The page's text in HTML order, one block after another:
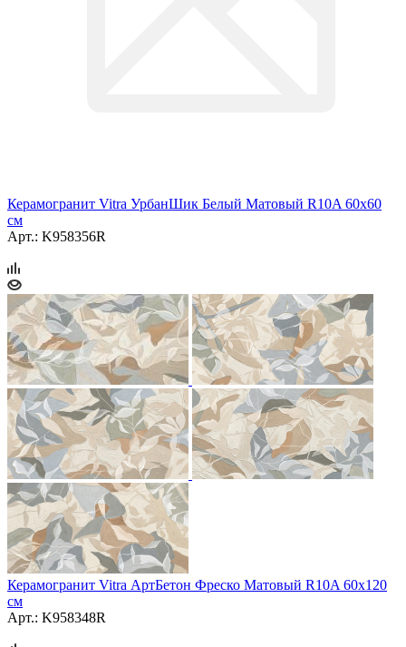
Керамогранит Vitra УрбанШик Белый Матовый R10A 60x60
см
Арт.: K958356R
Керамогранит Vitra АртБетон Фреско Матовый R10A 60x120
см
Арт.: K958348R